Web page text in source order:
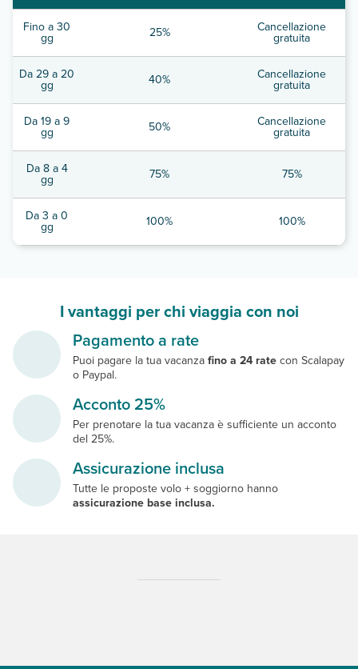
Fino a 30
gg 25% Cancellazione
gratuita
Da 29 a 20
gg 40% Cancellazione
gratuita
Da 19 a 9
gg 50% Cancellazione
gratuita
Da 8 a 4
gg 75% 75%
Da 3 a 0
gg 100% 100%
I vantaggi per chi viaggia con noi
Pagamento a rate
Puoi pagare la tua vacanzafino a 24 ratecon Scalapay
o Paypal.
Acconto 25%
Per prenotare la tua vacanza è sufficiente un acconto
del 25%.
Assicurazione inclusa
Tutte le proposte volo + soggiorno hanno
assicurazione base inclusa.